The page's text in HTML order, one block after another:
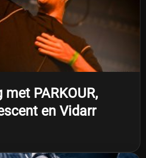
met PARKOUR,
en Vidarr